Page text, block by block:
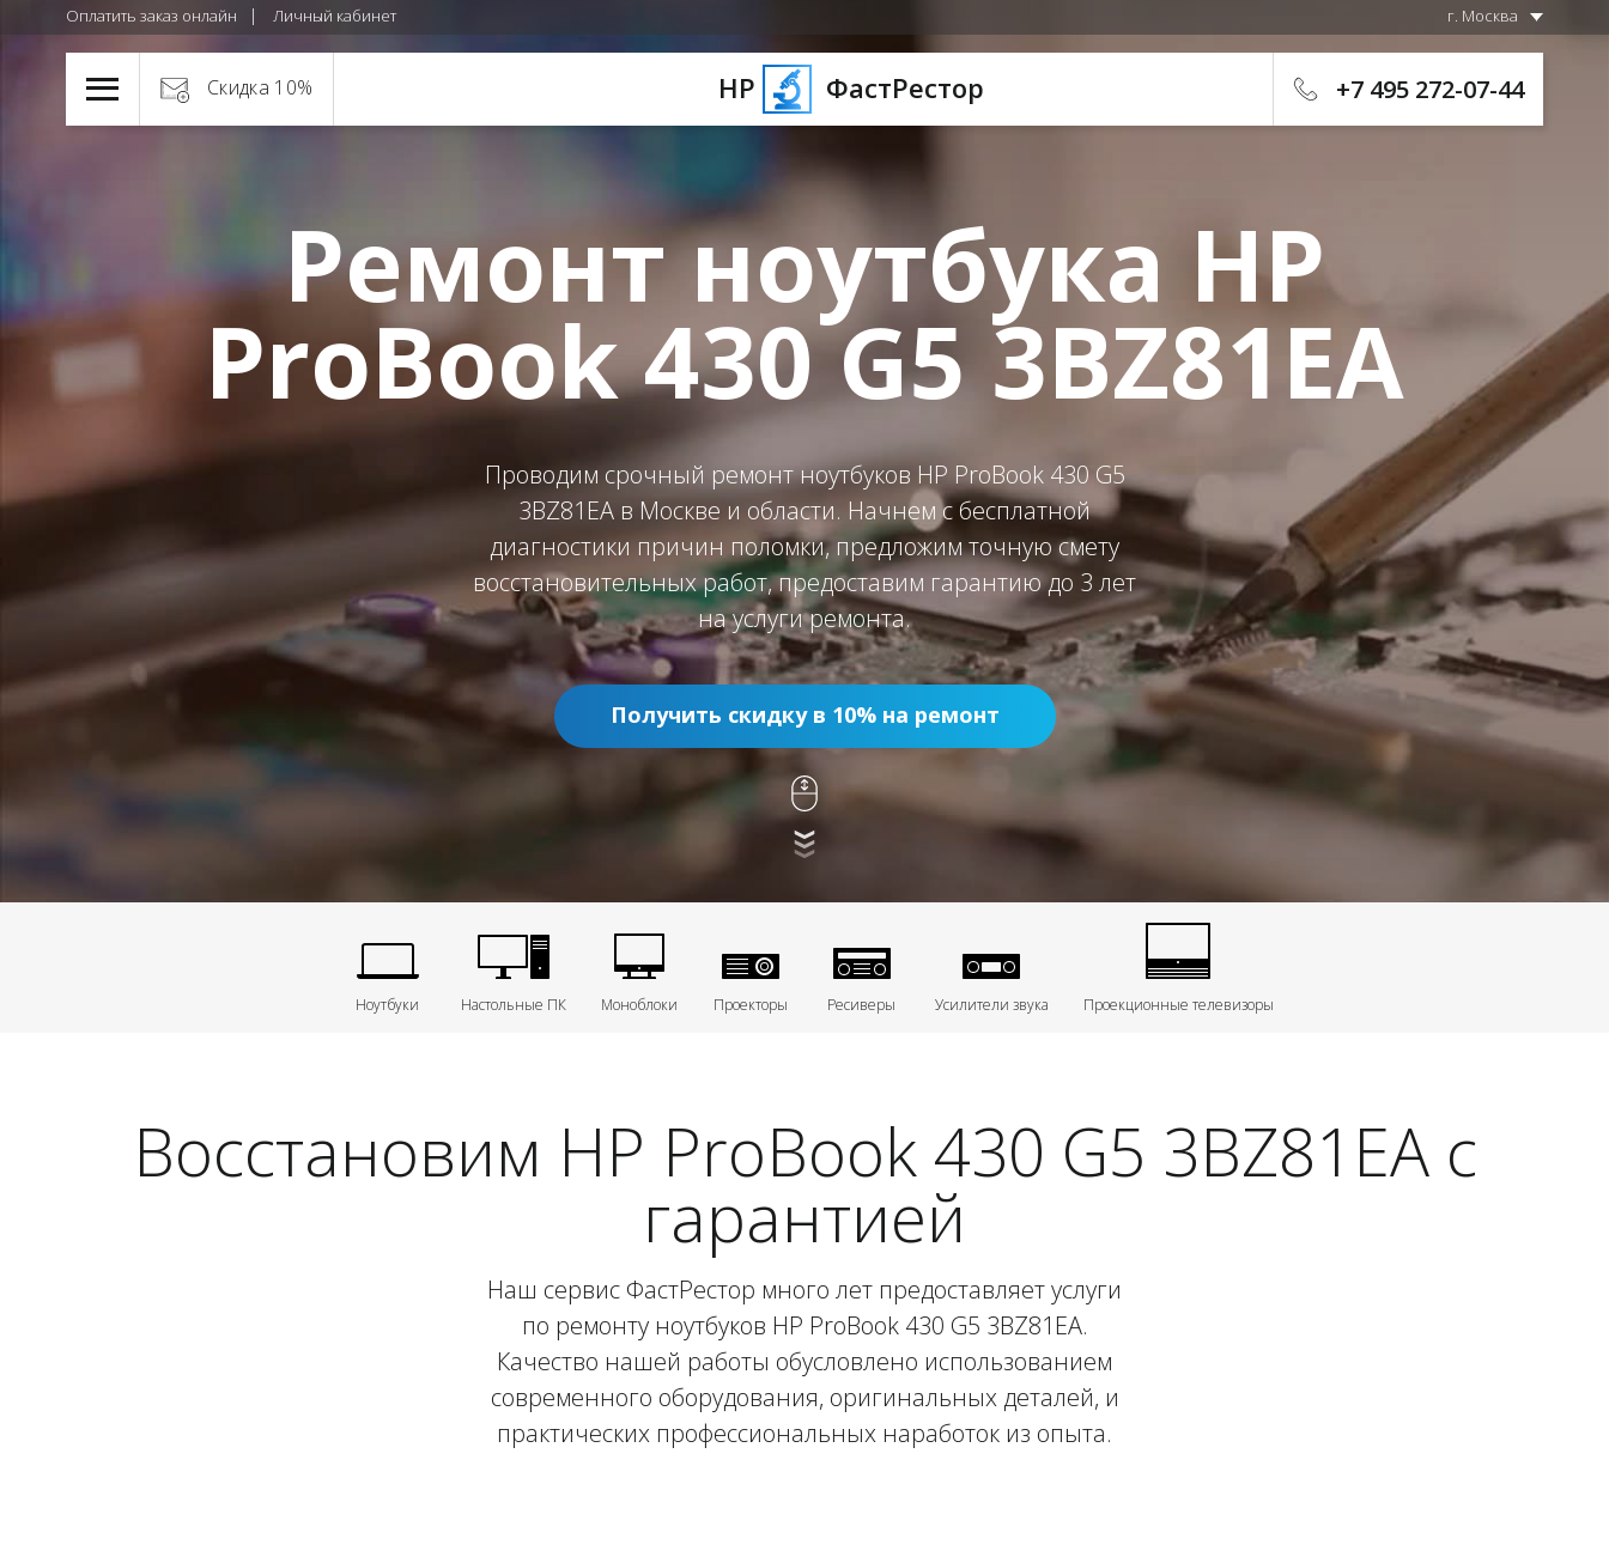
Оплатить заказ онлайн Личный кабинет г. Москва
HP ФастРестор
Скидка 10% +7 495 272-07-44
Ремонт ноутбука HP
ProBook 430 G5 3BZ81EA
Проводим срочный ремонт ноутбуков HP ProBook 430 G5
3BZ81EA в Москве и области. Начнем с бесплатной
диагностики причин поломки, предложим точную смету
восстановительных работ, предоставим гарантию до 3 лет
на услуги ремонта.
Получить скидку в 10% на ремонт
Ноутбуки Настольные ПК Моноблоки Проекторы Ресиверы Усилители звука Проекционные телевизоры
Восстановим HP ProBook 430 G5 3BZ81EA с
гарантией
Наш сервис ФастРестор много лет предоставляет услуги
по ремонту ноутбуков HP ProBook 430 G5 3BZ81EA.
Качество нашей работы обусловлено использованием
современного оборудования, оригинальных деталей, и
практических профессиональных наработок из опыта.